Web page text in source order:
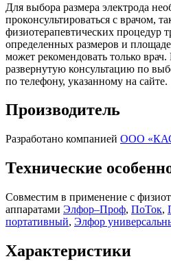
Для выбора размера электрода
проконсультироваться с врачом,
физиотерапевтических процедур
определенных размеров и
может рекомендовать только
развернутую консультацию по
по телефону, указанному на сайте.
Производитель
Разработано компанией ООО
Технические
Совместим в применение с
аппаратами Элфор–Проф, ПоТок,
портативный, Элфор
Характеристики